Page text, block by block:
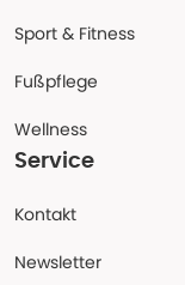
Sport & Fitness
Fußpflege
Wellness
Service
Kontakt
Newsletter